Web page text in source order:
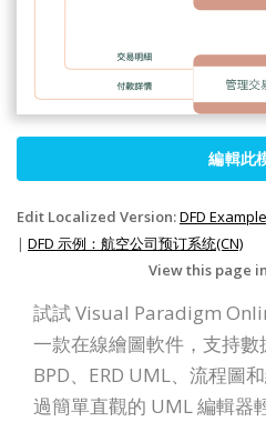
編輯此
Edit Localized Version:DFD
| DFD 示例：航空公司预订系统(CN)
View this page
試試 Visual Paradigm
一款在線繪圖軟件，支持
BPD、ERD UML、流程圖
過簡單直觀的 UML 編輯器